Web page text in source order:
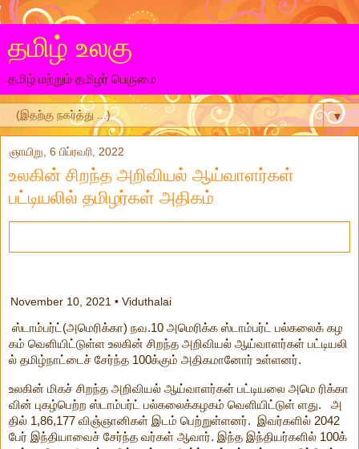
தமிழ் உலகு
தமிழ் மற்றும் தமிழர் பெருமை
▼
ஞாயிறு, 6 பிப்ரவரி, 2022
உலகின் சிறந்த அறிவியல் ஆய்வாளர்கள்
பட்டியலில் தமிழர்கள் அதிகம்
10, 2021 • Viduthalai
ஸ்டாம்பர்ட்(அமெரிக்கா) நவ.10 அமெரிக்க ஸ்டாம்பர்ட் பல்கலைக் கழ
கம் வெளியிட்டுள்ள உலகின் சிறந்த அறிவியல் ஆய்வாளர்கள் பட்டியலி
ல் தமிழ்நாட்டைச் சேர்ந்த 100க்கும் அதிகமானோர் உள்ளனர்.
உலகின் மிகச் சிறந்த அறிவியல் ஆய்வாளர்கள் பட்டியலை அமெ ரிக்கா
வின் புகழ்பெற்ற ஸ்டாம்பர்ட் பல்கலைக்கழகம் வெளியிட்டுள் ளது. அ
தில் 1,86,177 விஞ்ஞானிகள் இடம் பெற்றுள்ளனர். இவர்களில் 2042
பேர் இந்தியாவைச் சேர்ந்த வர்கள் ஆவார். இந்த இந்தியர்களில் 100க்